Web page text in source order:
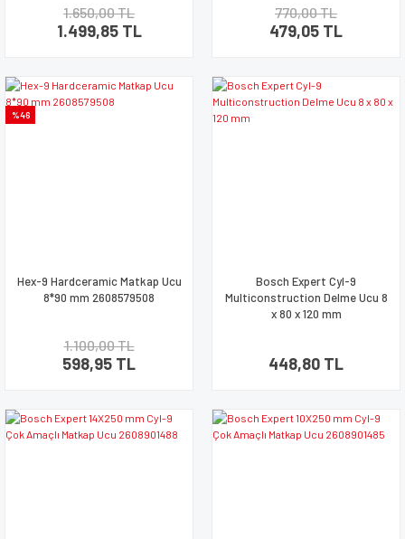
1.650,00 TL
1.499,85 TL
770,00 TL
479,05 TL
%46
Hex-9 Hardceramic Matkap Ucu
8*90 mm 2608579508
1.100,00 TL
598,95 TL
Bosch Expert Cyl-9
Multiconstruction Delme Ucu 8
x 80 x 120 mm
448,80 TL